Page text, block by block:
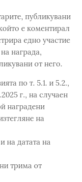
публикувани
е коментирал
едно участие
награда,
от него.
по т. 5.1. и 5.2.,
г., на случаен
наградени
на
на датата на
трима от